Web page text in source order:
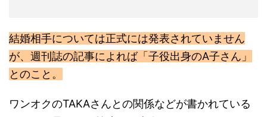
結婚相手については正式には発表されていません
が、週刊誌の記事によれば「子役出身のA子さん」
とのこと。
ワンオクのTAKAさんとの関係などが書かれている